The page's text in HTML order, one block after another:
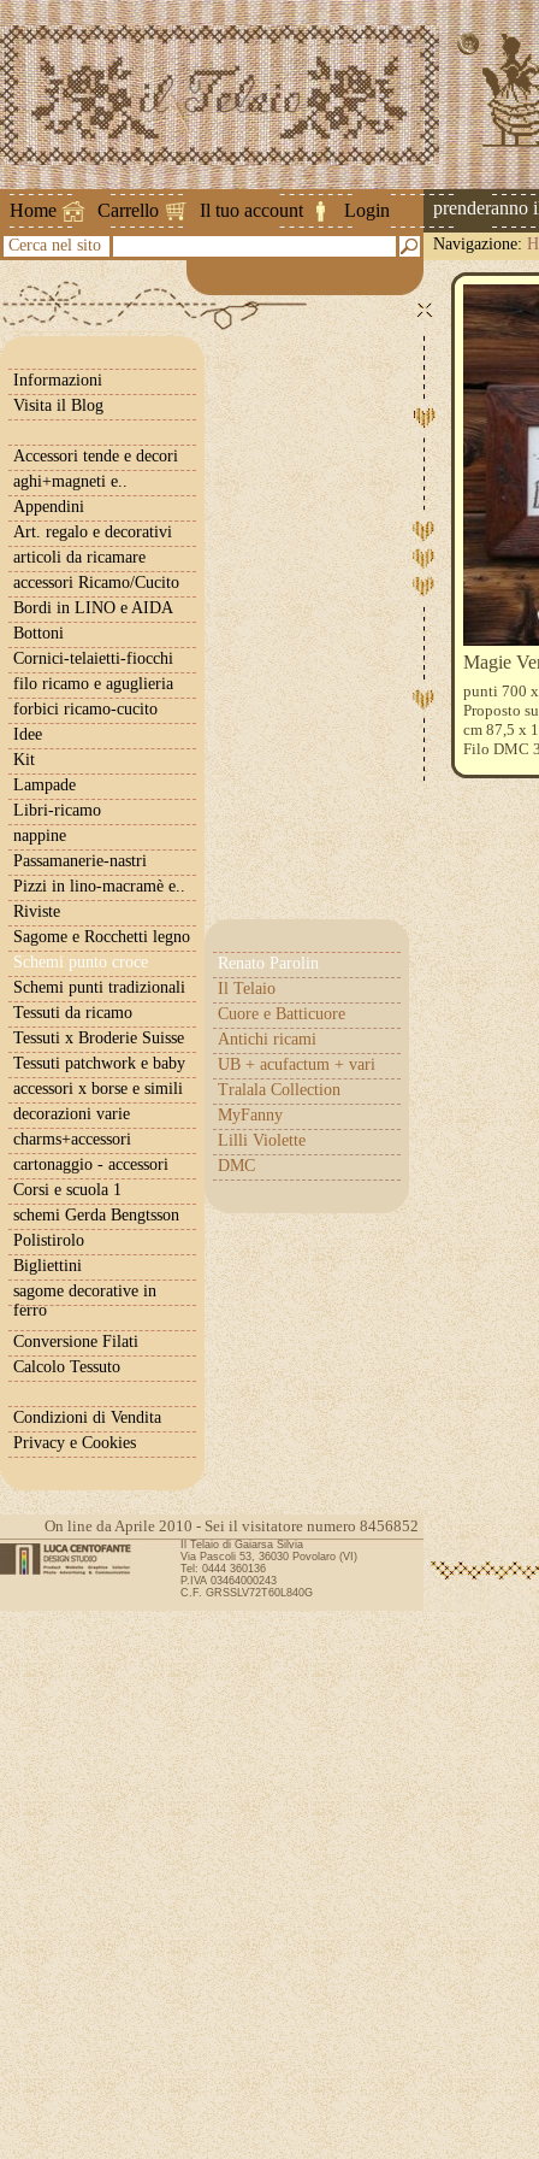
Home Carrello Il tuo account Login
Attenzione ! Le spedizioni riprenderanno il 2
Cerca nel sito Navigazione:
Informazioni
Visita il Blog
Accessori tende e decori
aghi+magneti e..
Appendini
Art. regalo e decorativi
articoli da ricamare
accessori Ricamo/Cucito
Bordi in LINO e AIDA
Bottoni
Cornici-telaietti-fiocchi
filo ricamo e aguglieria
forbici ricamo-cucito
Idee
Kit
Lampade
Libri-ricamo
nappine
Passamanerie-nastri
Pizzi in lino-macramè e..
Riviste
Sagome e Rocchetti legno
Schemi punto croce
Renato Parolin
Il Telaio
Cuore e Batticuore
Antichi ricami
UB + acufactum + vari
Tralala Collection
MyFanny
Lilli Violette
DMC
Schemi punti tradizionali
Tessuti da ricamo
Tessuti x Broderie Suisse
Tessuti patchwork e baby
accessori x borse e simili
decorazioni varie
charms+accessori
cartonaggio - accessori
Corsi e scuola 1
schemi Gerda Bengtsson
Polistirolo
Bigliettini
sagome decorative in
ferro
Conversione Filati
Calcolo Tessuto
Condizioni di Vendita
Privacy e Cookies
Magie
punti 700
Proposto
cm 87,5 x
Filo DMC
On line da Aprile 2010 - Sei il visitatore numero 8456852
Il Telaio di Gaiarsa Silvia
Via Pascoli 53, 36030 Povolaro (VI)
Tel: 0444 360136
P.IVA 03464000243
C.F. GRSSLV72T60L840G